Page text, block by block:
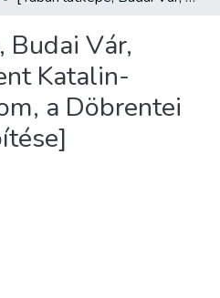
Budai Vár,
Katalin-
a Döbrentei